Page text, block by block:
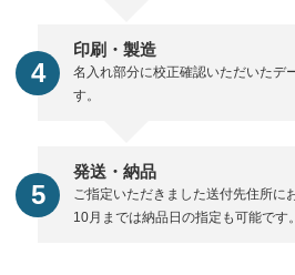
印刷・製造
名入れ部分に校正確認いただいたデ
す。
発送・納品
ご指定いただきました送付先住所に
10月までは納品日の指定も可能です。